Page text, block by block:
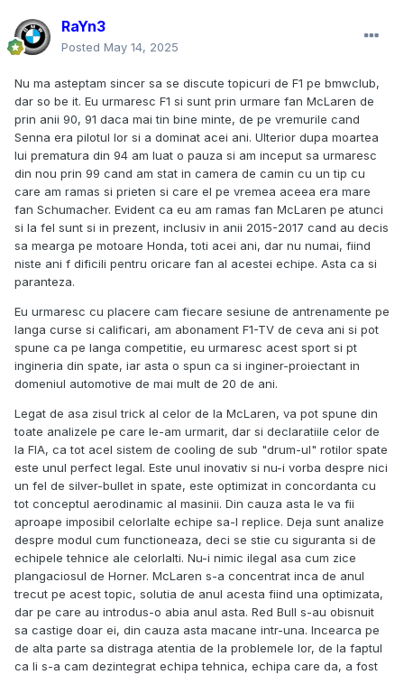
RaYn3
Posted May 14, 2025
Nu ma asteptam sincer sa se discute topicuri de F1 pe bmwclub,
dar so be it. Eu urmaresc F1 si sunt prin urmare fan McLaren de
prin anii 90, 91 daca mai tin bine minte, de pe vremurile cand
Senna era pilotul lor si a dominat acei ani. Ulterior dupa moartea
lui prematura din 94 am luat o pauza si am inceput sa urmaresc
din nou prin 99 cand am stat in camera de camin cu un tip cu
care am ramas si prieten si care el pe vremea aceea era mare
fan Schumacher. Evident ca eu am ramas fan McLaren pe atunci
si la fel sunt si in prezent, inclusiv in anii 2015-2017 cand au decis
sa mearga pe motoare Honda, toti acei ani, dar nu numai, fiind
niste ani f dificili pentru oricare fan al acestei echipe. Asta ca si
paranteza.
Eu urmaresc cu placere cam fiecare sesiune de antrenamente pe
langa curse si calificari, am abonament F1-TV de ceva ani si pot
spune ca pe langa competitie, eu urmaresc acest sport si pt
ingineria din spate, iar asta o spun ca si inginer-proiectant in
domeniul automotive de mai mult de 20 de ani.
Legat de asa zisul trick al celor de la McLaren, va pot spune din
toate analizele pe care le-am urmarit, dar si declaratiile celor de
la FIA, ca tot acel sistem de cooling de sub "drum-ul" rotilor spate
este unul perfect legal. Este unul inovativ si nu-i vorba despre nici
un fel de silver-bullet in spate, este optimizat in concordanta cu
tot conceptul aerodinamic al masinii. Din cauza asta le va fii
aproape imposibil celorlalte echipe sa-l replice. Deja sunt analize
despre modul cum functioneaza, deci se stie cu siguranta si de
echipele tehnice ale celorlalti. Nu-i nimic ilegal asa cum zice
plangaciosul de Horner. McLaren s-a concentrat inca de anul
trecut pe acest topic, solutia de anul acesta fiind una optimizata,
dar pe care au introdus-o abia anul asta. Red Bull s-au obisnuit
sa castige doar ei, din cauza asta macane intr-una. Incearca pe
de alta parte sa distraga atentia de la problemele lor, de la faptul
ca li s-a cam dezintegrat echipa tehnica, echipa care da, a fost